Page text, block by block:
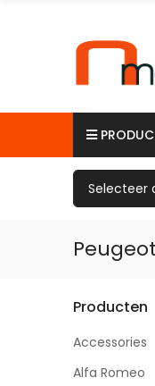
Producten
Accessories
Alfa Romeo